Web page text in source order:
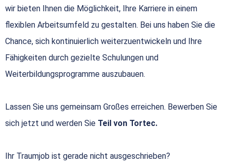
wir bieten Ihnen die Möglichkeit, Ihre Karriere in einem
flexiblen Arbeitsumfeld zu gestalten. Bei uns haben Sie die
Chance, sich kontinuierlich weiterzuentwickeln und Ihre
Fähigkeiten durch gezielte Schulungen und
Weiterbildungsprogramme auszubauen.
Lassen Sie uns gemeinsam Großes erreichen. Bewerben Sie
sich jetzt und werden Sie Teil von Tortec.
Ihr Traumjob ist gerade nicht ausgeschrieben?